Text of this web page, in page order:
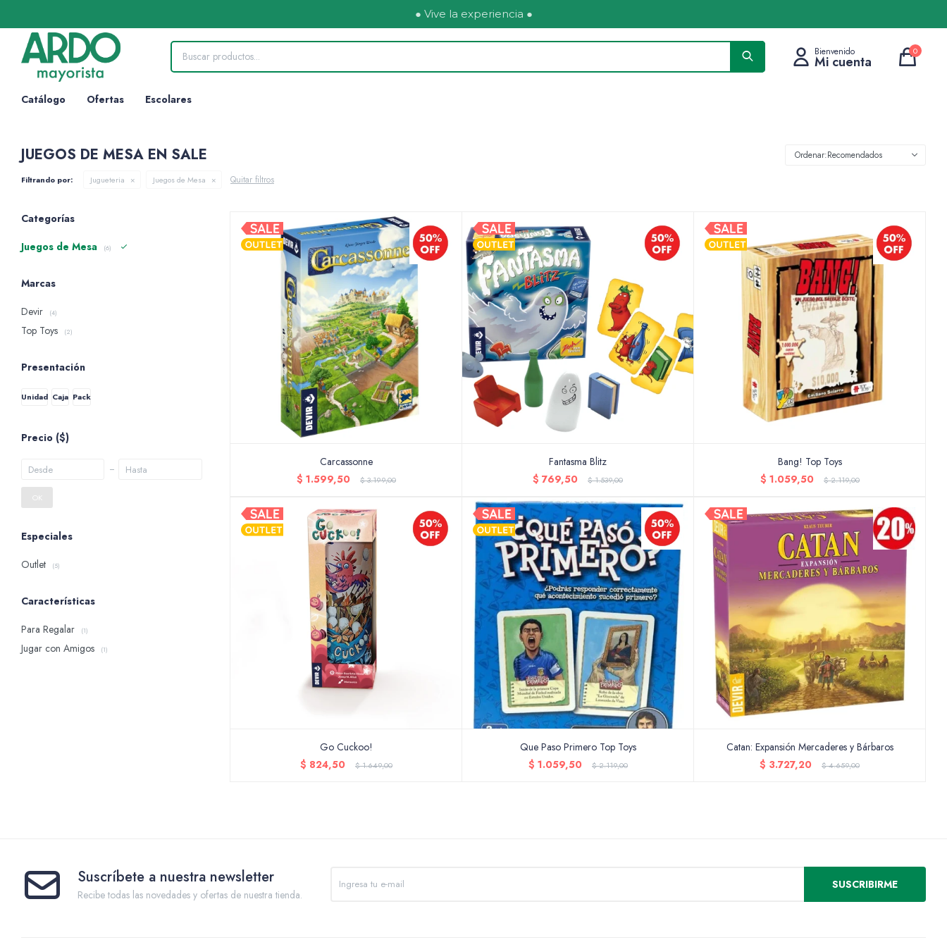
● Vive la experiencia ●
Catálogo Ofertas Escolares
0
JUEGOS DE MESA EN SALE Recomendados
Filtrando por: Jugueteria Juegos de Mesa Quitar filtros
Carcassonne
$ 1.599,50 $3.199,00
Fantasma Blitz
$ 769,50 $1.539,00
Bang! Top Toys
$ 1.059,50 $2.119,00
Go Cuckoo!
$ 824,50 $1.649,00
Que Paso Primero Top Toys
$ 1.059,50 $2.119,00
Catan: Expansión Mercaderes y Bárbaros
$ 3.727,20 $4.659,00
Categorías
Juegos de Mesa
(6)
Marcas
Devir
(4)
Top Toys (2)
Presentación
Unidad Caja Pack
Precio ($)
OK
Especiales
Outlet
(5)
Características
Para Regalar
(1)
Jugar con Amigos (1)
Suscríbete a nuestra newsletter
Recibe todas las novedades y ofertas de nuestra tienda.
SUSCRIBIRME